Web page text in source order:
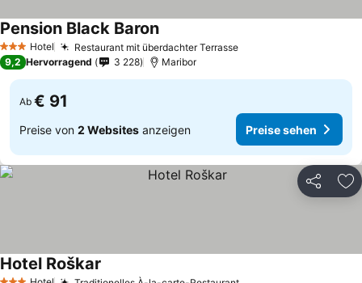
3 SterneHotel Restaurant mit überdachter Terrasse
Pension Black Baron
9,2 Hervorragend 3 228 Maribor
Ab € 91
Preise von 2 Websites anzeigen Preise sehen
Teilen
Hotel Roškar